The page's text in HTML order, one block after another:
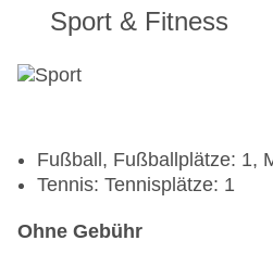
Sport & Fitness
Fußball, Fußballplätze: 1,
Tennis: Tennisplätze: 1
Ohne Gebühr